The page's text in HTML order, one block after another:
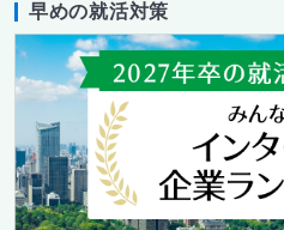
早めの就活対策